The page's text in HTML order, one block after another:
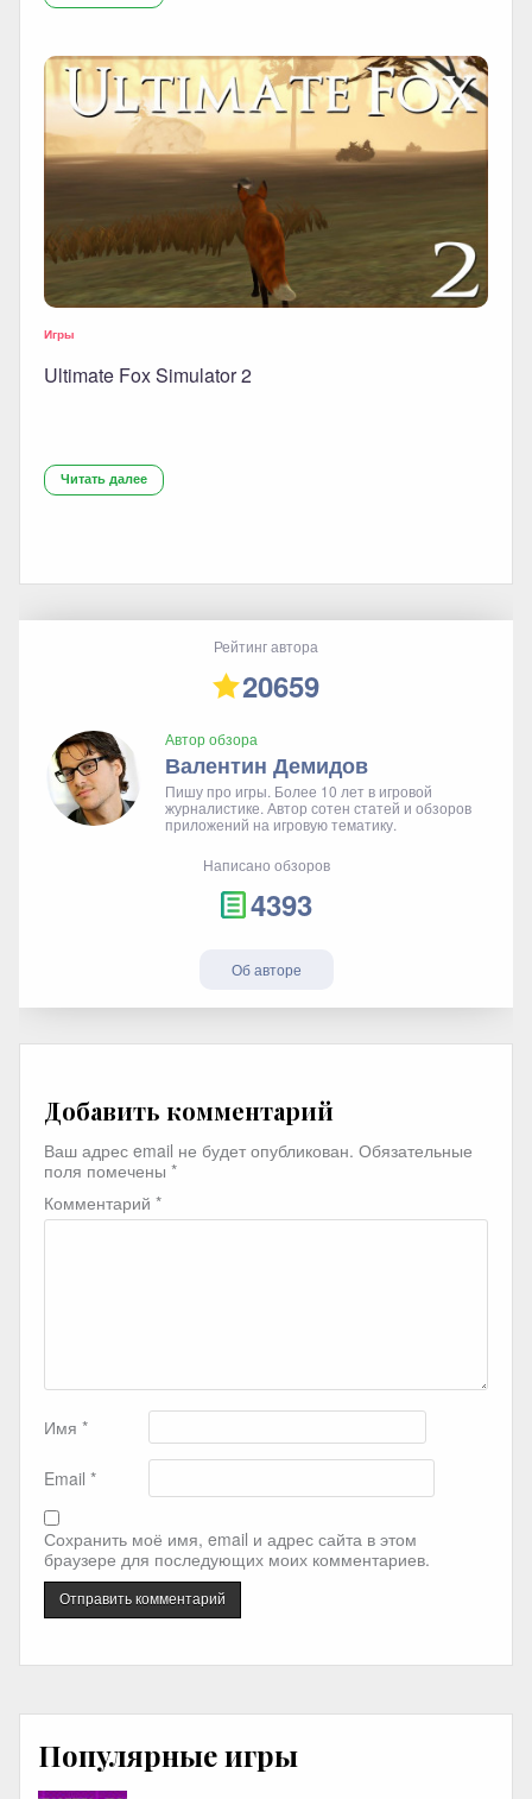
Игры
Ultimate Fox Simulator 2
Читать далее
Рейтинг автора
20659
Автор обзора
Валентин Демидов
Пишу про игры. Более 10 лет в игровой
журналистике. Автор сотен статей и обзоров
приложений на игровую тематику.
Написано обзоров
4393
Об авторе
Добавить комментарий
Ваш адрес email не будет опубликован. Обязательные
поля помечены *
Комментарий *
Имя *
Email *
Сохранить моё имя, email и адрес сайта в этом
браузере для последующих моих комментариев.
Популярные игры